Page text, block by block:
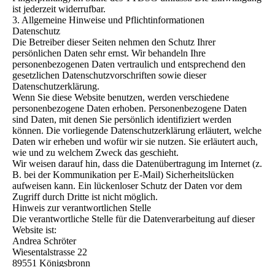
ist jederzeit widerrufbar.
3. Allgemeine Hinweise und Pflichtinformationen
Datenschutz
Die Betreiber dieser Seiten nehmen den Schutz Ihrer
persönlichen Daten sehr ernst. Wir behandeln Ihre
personenbezogenen Daten vertraulich und entsprechend den
gesetzlichen Datenschutzvorschriften sowie dieser
Datenschutzerklärung.
Wenn Sie diese Website benutzen, werden verschiedene
personenbezogene Daten erhoben. Personenbezogene Daten
sind Daten, mit denen Sie persönlich identifiziert werden
können. Die vorliegende Datenschutzerklärung erläutert, welche
Daten wir erheben und wofür wir sie nutzen. Sie erläutert auch,
wie und zu welchem Zweck das geschieht.
Wir weisen darauf hin, dass die Datenübertragung im Internet (z.
B. bei der Kommunikation per E-Mail) Sicherheitslücken
aufweisen kann. Ein lückenloser Schutz der Daten vor dem
Zugriff durch Dritte ist nicht möglich.
Hinweis zur verantwortlichen Stelle
Die verantwortliche Stelle für die Datenverarbeitung auf dieser
Website ist:
Andrea Schröter
Wiesentalstrasse 22
89551 Königsbronn